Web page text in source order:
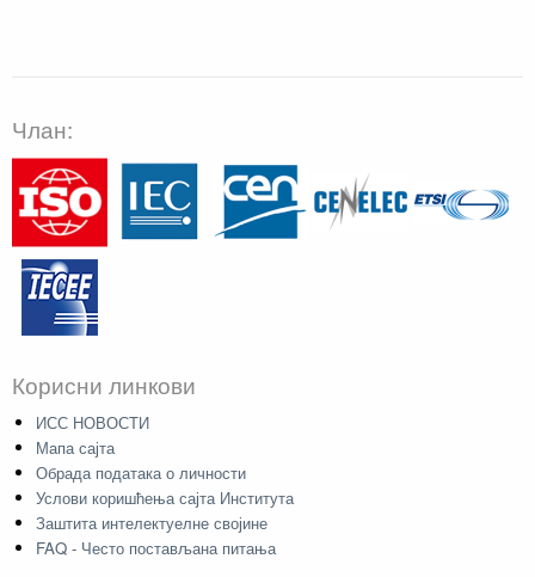
Члан:
Корисни линкови
ИСС НОВОСТИ
Мапа сајта
Обрада података о личности
Услови коришћења сајта Института
Заштита интелектуелне својине
FAQ - Често постављана питања